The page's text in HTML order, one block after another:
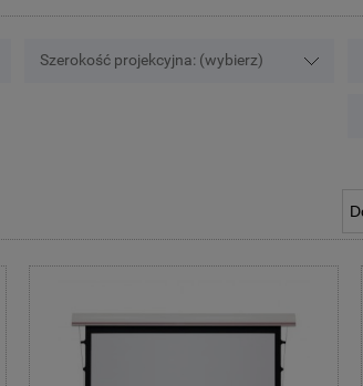
Szerokość projekcyjna: (wybierz)